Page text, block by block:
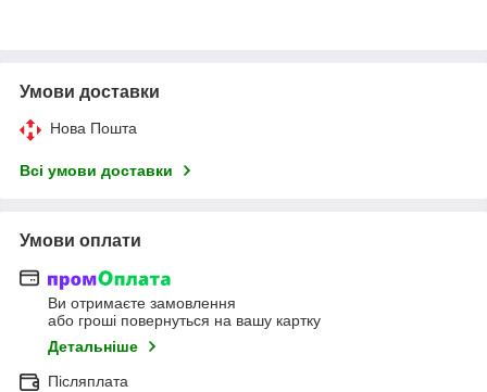
Умови доставки
Нова Пошта
Всі умови доставки
Умови оплати
Ви отримаєте замовлення
або гроші повернуться на вашу картку
Детальніше
Післяплата